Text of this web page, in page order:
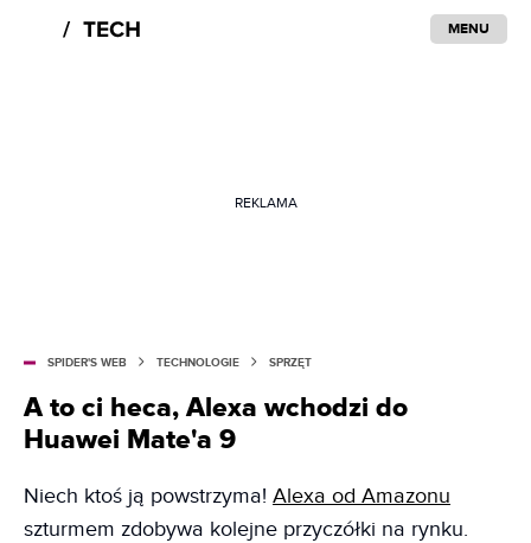
MENU
REKLAMA
SPIDER'S WEB TECHNOLOGIE SPRZĘT
A to ci heca, Alexa wchodzi do
Huawei Mate'a 9
Niech ktoś ją powstrzyma! Alexa od Amazonu
szturmem zdobywa kolejne przyczółki na rynku.